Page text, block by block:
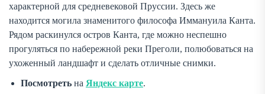
характерной для средневековой Пруссии. Здесь же
находится могила знаменитого философа Иммануила Канта.
Рядом раскинулся остров Канта, где можно неспешно
прогуляться по набережной реки Преголи, полюбоваться на
ухоженный ландшафт и сделать отличные снимки.
Посмотреть на Яндекс карте.